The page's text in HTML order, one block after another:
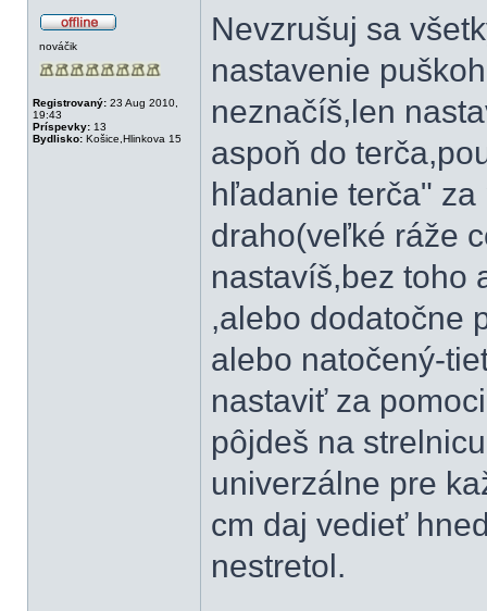
nováčik
Registrovaný: 23 Aug 2010,
19:43
Príspevky: 13
Bydlisko: Košice,Hlinkova 15
Nevzrušuj sa
nastavenie
neznačíš,len
aspoň do
hľadanie terča"
draho(veľké ráže
nastavíš,bez toho
,alebo dodatočne
alebo natočený-
nastaviť za
pôjdeš na
univerzálne pre
cm daj vedieť
nestretol.